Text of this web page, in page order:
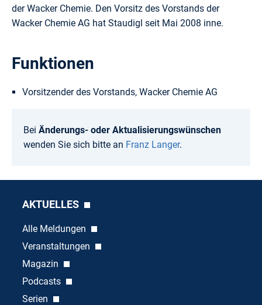
der Wacker Chemie. Den Vorsitz des Vorstands der
Wacker Chemie AG hat Staudigl seit Mai 2008 inne.
Funktionen
Vorsitzender des Vorstands, Wacker Chemie AG
Bei Änderungs- oder Aktualisierungswünschen
wenden Sie sich bitte an Franz Langer.
AKTUELLES
Alle Meldungen
Veranstaltungen
Magazin
Podcasts
Serien